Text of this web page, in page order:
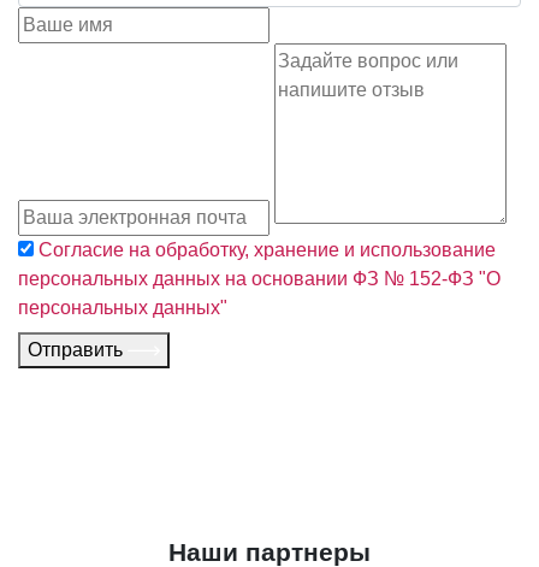
Согласие на обработку, хранение и использование
персональных данных на основании ФЗ № 152-ФЗ "О
персональных данных"
Отправить
Наши партнеры